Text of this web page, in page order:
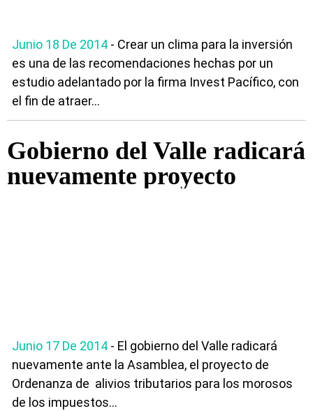
Junio 18 De 2014 - Crear un clima para la inversión
es una de las recomendaciones hechas por un
estudio adelantado por la firma Invest Pacífico, con
el fin de atraer...
Gobierno del Valle radicará
nuevamente proyecto
Junio 17 De 2014 - El gobierno del Valle radicará
nuevamente ante la Asamblea, el proyecto de
Ordenanza de alivios tributarios para los morosos
de los impuestos...